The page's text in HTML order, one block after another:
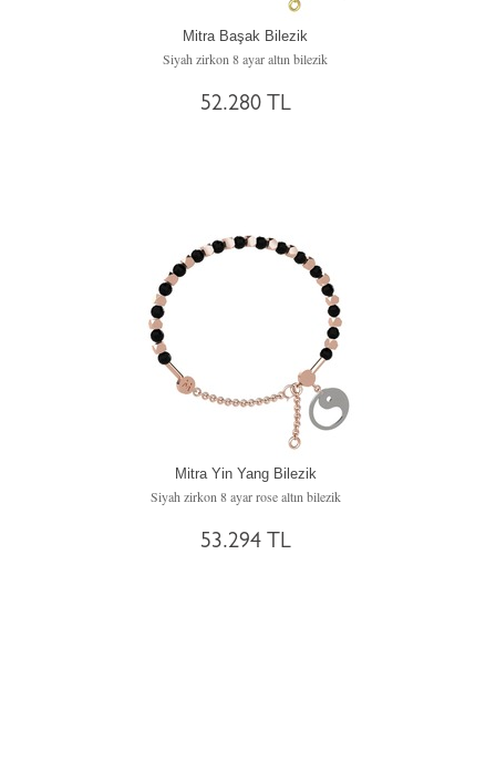
Mitra Başak Bilezik
Siyah zirkon 8 ayar altın bilezik
52.280 TL
Mitra Yin Yang Bilezik
Siyah zirkon 8 ayar rose altın bilezik
53.294 TL